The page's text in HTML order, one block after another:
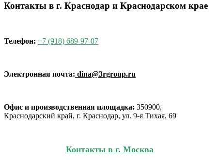
Контакты в г. Краснодар и Краснодарском крае
Телефон: +7 (918) 689-97-87
Электронная почта: dina@3rgroup.ru
Офис и производственная площадка: 350900,
Краснодарский край, г. Краснодар, ул. 9-я Тихая, 69
Контакты в г. Москва